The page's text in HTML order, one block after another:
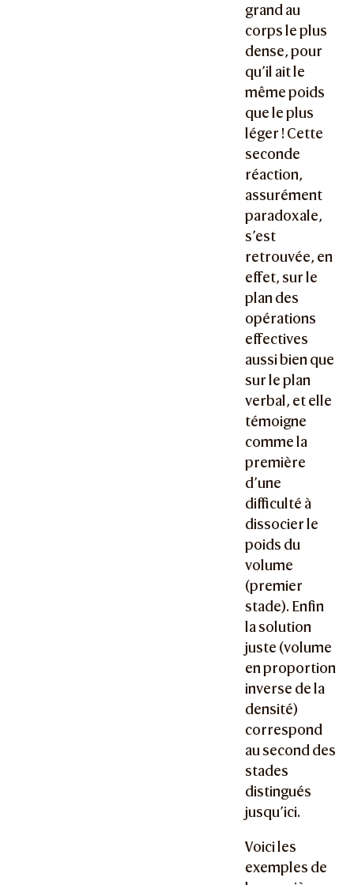
grand au
corps le plus
dense, pour
qu’il ait le
même poids
que le plus
léger ! Cette
seconde
réaction,
assurément
paradoxale,
s’est
retrouvée, en
effet, sur le
plan des
opérations
effectives
aussi bien que
sur le plan
verbal, et elle
témoigne
comme la
première
d’une
difficulté à
dissocier le
poids du
volume
(premier
stade). Enfin
la solution
juste (volume
en proportion
inverse de la
densité)
correspond
au second des
stades
distingués
jusqu’ici.
Voici les
exemples de